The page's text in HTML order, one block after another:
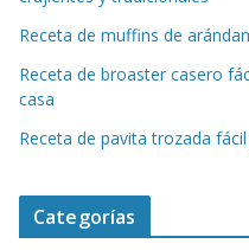
Receta de muffins de
Receta de broaster casero
casa
Receta de pavita trozada
Categorías